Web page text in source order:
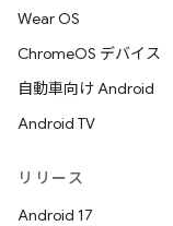
Wear OS
ChromeOS デバイス
自動車向け Android
Android TV
リリース
Android 17